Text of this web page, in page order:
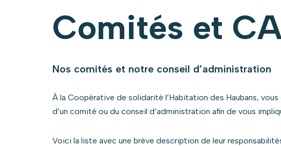
Comités et
Nos comités et notre conseil d’administration
À la Coopérative de solidarité l’Habitation des Haubans,
d’un comité ou du conseil d’administration afin de vous
Voici la liste avec une brève description de leur